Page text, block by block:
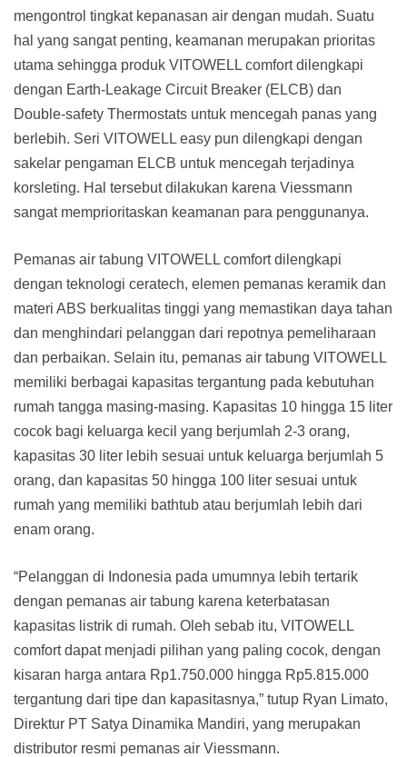
mengontrol tingkat kepanasan air dengan mudah. Suatu
hal yang sangat penting, keamanan merupakan prioritas
utama sehingga produk VITOWELL comfort dilengkapi
dengan Earth-Leakage Circuit Breaker (ELCB) dan
Double-safety Thermostats untuk mencegah panas yang
berlebih. Seri VITOWELL easy pun dilengkapi dengan
sakelar pengaman ELCB untuk mencegah terjadinya
korsleting. Hal tersebut dilakukan karena Viessmann
sangat memprioritaskan keamanan para penggunanya.
Pemanas air tabung VITOWELL comfort dilengkapi
dengan teknologi ceratech, elemen pemanas keramik dan
materi ABS berkualitas tinggi yang memastikan daya tahan
dan menghindari pelanggan dari repotnya pemeliharaan
dan perbaikan. Selain itu, pemanas air tabung VITOWELL
memiliki berbagai kapasitas tergantung pada kebutuhan
rumah tangga masing-masing. Kapasitas 10 hingga 15 liter
cocok bagi keluarga kecil yang berjumlah 2-3 orang,
kapasitas 30 liter lebih sesuai untuk keluarga berjumlah 5
orang, dan kapasitas 50 hingga 100 liter sesuai untuk
rumah yang memiliki bathtub atau berjumlah lebih dari
enam orang.
“Pelanggan di Indonesia pada umumnya lebih tertarik
dengan pemanas air tabung karena keterbatasan
kapasitas listrik di rumah. Oleh sebab itu, VITOWELL
comfort dapat menjadi pilihan yang paling cocok, dengan
kisaran harga antara Rp1.750.000 hingga Rp5.815.000
tergantung dari tipe dan kapasitasnya,” tutup Ryan Limato,
Direktur PT Satya Dinamika Mandiri, yang merupakan
distributor resmi pemanas air Viessmann.